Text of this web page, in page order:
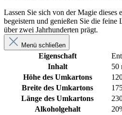
Lassen Sie sich von der Magie dieses
begeistern und genießen Sie die feine
über zwei Jahrhunderten prägt.
Menü schließen
Eigenschaft
Inhalt
50
Höhe des Umkartons
Breite des Umkartons
Länge des Umkartons
Alkoholgehalt